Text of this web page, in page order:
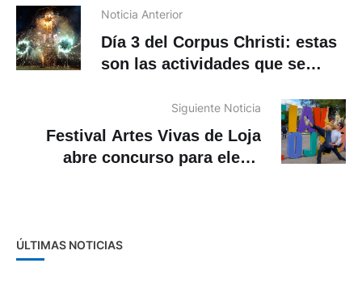
Noticia Anterior
Día 3 del Corpus Christi: estas
son las actividades que se
Siguiente Noticia
Festival Artes Vivas de Loja
abre concurso para elegir
ÚLTIMAS NOTICIAS